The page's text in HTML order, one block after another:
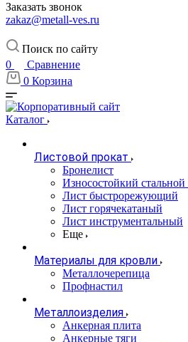
Заказать звонок
zakaz@metall-ves.ru
Поиск по сайту
0
Сравнение
0 Корзина
Каталог
Листовой прокат
Бронелист
Износостойкий стальной
Лист быстрорежующий
Лист горячекатаный
Лист инструментальный
Еще
Материалы для кровли
Металлочерепица
Профнастил
Металлоизделия
Анкерная плита
Анкерные тяги